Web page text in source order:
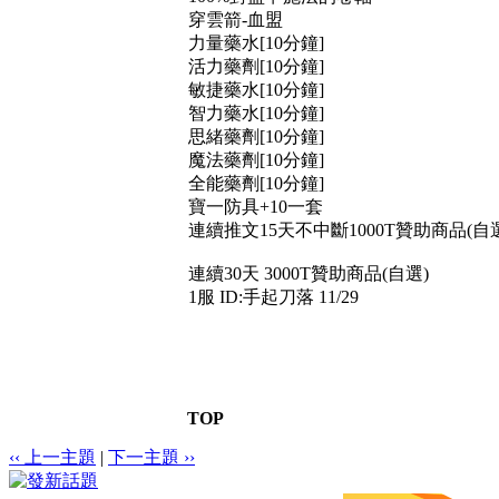
穿雲箭-血盟
力量藥水[10分鐘]
活力藥劑[10分鐘]
敏捷藥水[10分鐘]
智力藥水[10分鐘]
思緒藥劑[10分鐘]
魔法藥劑[10分鐘]
全能藥劑[10分鐘]
寶一防具+10一套
連續推文15天不中斷1000T贊助商品(自
連續30天 3000T贊助商品(自選)
1服 ID:手起刀落 11/29
TOP
‹‹ 上一主題 | 下一主題 ››